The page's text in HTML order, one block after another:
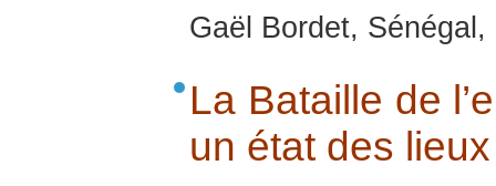
Gaël Bordet,
La Bataille de
un état des